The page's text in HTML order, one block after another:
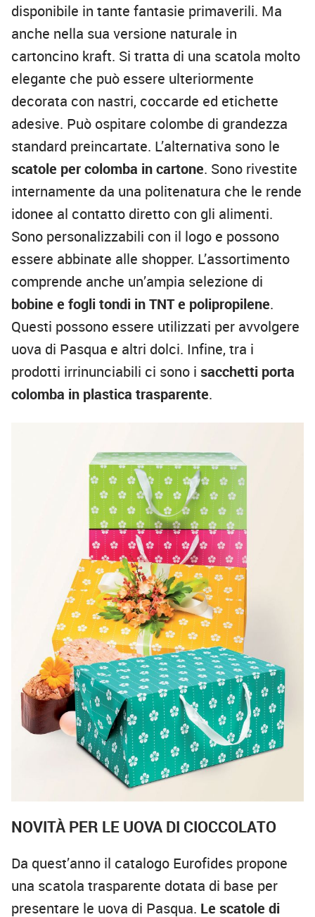
disponibile in tante fantasie primaverili. Ma
anche nella sua versione naturale in
cartoncino kraft. Si tratta di una scatola molto
elegante che può essere ulteriormente
decorata con nastri, coccarde ed etichette
adesive. Può ospitare colombe di grandezza
standard preincartate. L’alternativa sono le
scatole per colomba in cartone. Sono rivestite
internamente da una politenatura che le rende
idonee al contatto diretto con gli alimenti.
Sono personalizzabili con il logo e possono
essere abbinate alle shopper. L’assortimento
comprende anche un’ampia selezione di
bobine e fogli tondi in TNT e polipropilene.
Questi possono essere utilizzati per avvolgere
uova di Pasqua e altri dolci. Infine, tra i
prodotti irrinunciabili ci sono i sacchetti porta
colomba in plastica trasparente.
NOVITÀ PER LE UOVA DI CIOCCOLATO
Da quest’anno il catalogo Eurofides propone
una scatola trasparente dotata di base per
presentare le uova di Pasqua. Le scatole di